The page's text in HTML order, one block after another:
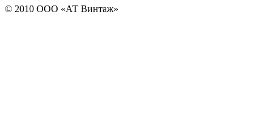
© 2010 ООО «АТ Винтаж»